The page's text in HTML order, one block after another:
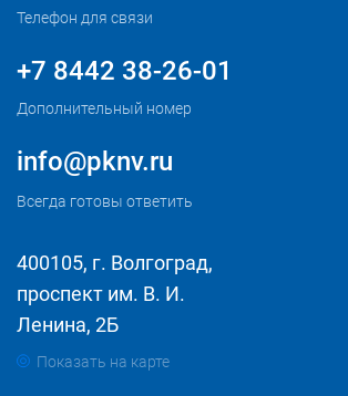
Телефон для связи
+7 8442 38-26-01
Дополнительный номер
info@pknv.ru
Всегда готовы ответить
400105, г. Волгоград,
проспект им. В. И.
Ленина, 2Б
Показать на карте